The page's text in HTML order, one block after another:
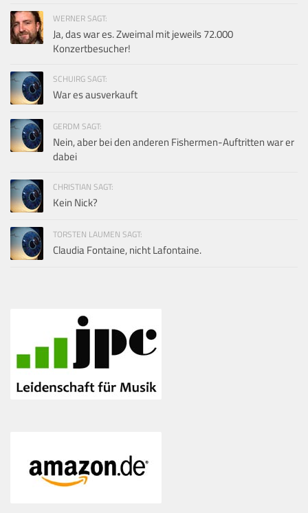
WERNER SAGT:
Ja, das war es. Zweimal mit jeweils 72.000
Konzertbesucher!
SCHUIRG SAGT:
War es ausverkauft
GERDM SAGT:
Nein, aber bei den anderen Fishermen-Auftritten war er
dabei
CHRISTIAN SAGT:
Kein Nick?
TORSTEN LAUMEN SAGT:
Claudia Fontaine, nicht Lafontaine.